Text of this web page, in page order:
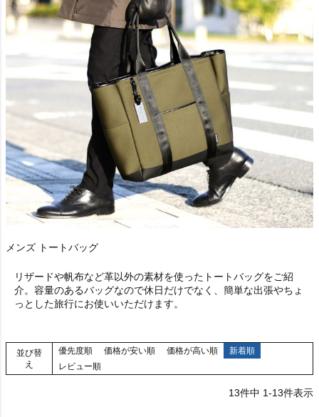
メンズ トートバッグ
リザードや帆布など革以外の素材を使ったトートバッグをご紹
介。容量のあるバッグなので休日だけでなく、簡単な出張やちょ
っとした旅行にお使いいただけます。
並び替
え
優先度順 価格が安い順 価格が高い順
新着順
レビュー順
13件中 1-13件表示